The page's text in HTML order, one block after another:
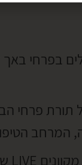
בפרחי באך
פרחי
המרחב